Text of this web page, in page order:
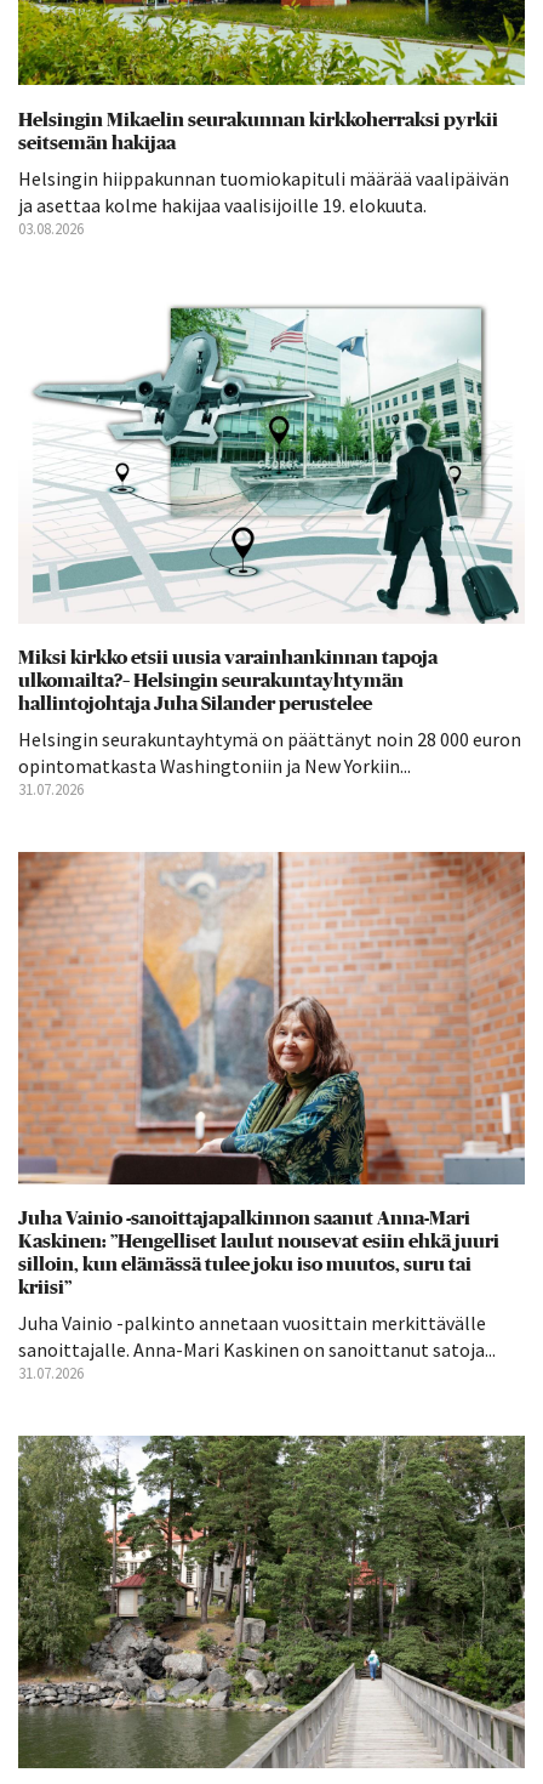
Helsingin Mikaelin seurakunnan kirkkoherraksi pyrkii
seitsemän hakijaa
Helsingin hiippakunnan tuomiokapituli määrää vaalipäivän
ja asettaa kolme hakijaa vaalisijoille 19. elokuuta.
03.08.2026
Miksi kirkko etsii uusia varainhankinnan tapoja
ulkomailta?– Helsingin seurakuntayhtymän
hallintojohtaja Juha Silander perustelee
Helsingin seurakuntayhtymä on päättänyt noin 28 000 euron
opintomatkasta Washingtoniin ja New Yorkiin...
31.07.2026
Juha Vainio -sanoittajapalkinnon saanut Anna-Mari
Kaskinen: ”Hengelliset laulut nousevat esiin ehkä juuri
silloin, kun elämässä tulee joku iso muutos, suru tai
kriisi”
Juha Vainio -palkinto annetaan vuosittain merkittävälle
sanoittajalle. Anna-Mari Kaskinen on sanoittanut satoja...
31.07.2026